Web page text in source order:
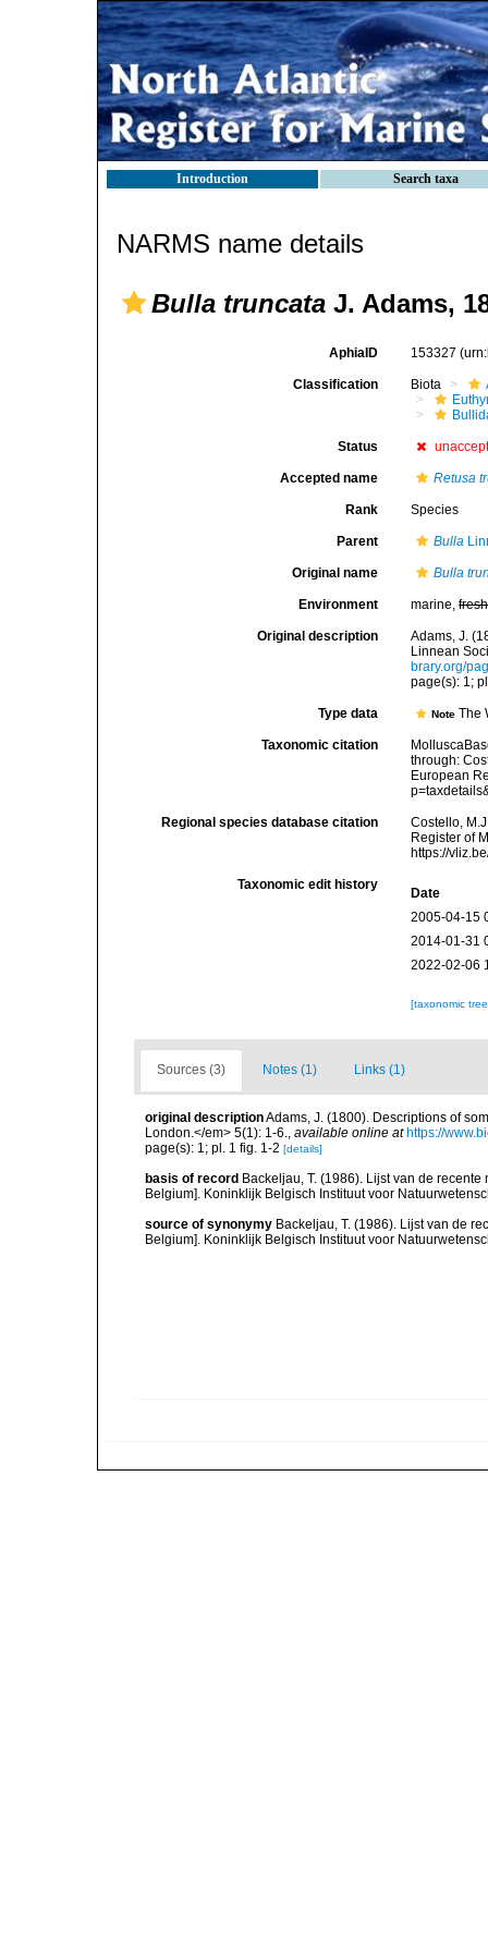
Introduction Search taxa
NARMS name details
Bulla truncata J. Adams,
AphiaID 153327
Classification Biota
Status
Accepted name Retusa
Rank Species
Parent Bulla
Original name Bulla
Environment marine,fresh
Original description
Adams, J.
Linnean
brary.org/
page(s): 1;
Type data Note The
Taxonomic citation
through:
European
Regional species database citation
Costello,
Register of
https://
Taxonomic edit history
Date
2005-04-15
2014-01-31
2022-02-06
[taxonomic
Sources (3) Notes (1) Links (1)
original descriptionAdams, J. (1800). Descriptions of
London.</em> 5(1): 1-6., available online at https://
page(s): 1; pl. 1 fig. 1-2 [details]
basis of record Backeljau, T. (1986). Lijst van de
Belgium]. Koninklijk Belgisch Instituut voor
source of synonymy Backeljau, T. (1986). Lijst van de
Belgium]. Koninklijk Belgisch Instituut voor